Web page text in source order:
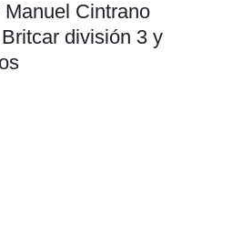
Cintrano
división 3 y